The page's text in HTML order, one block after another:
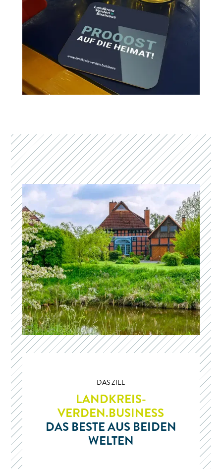
DAS ZIEL
LANDKREIS-
VERDEN.BUSINESS
DAS BESTE AUS BEIDEN
WELTEN